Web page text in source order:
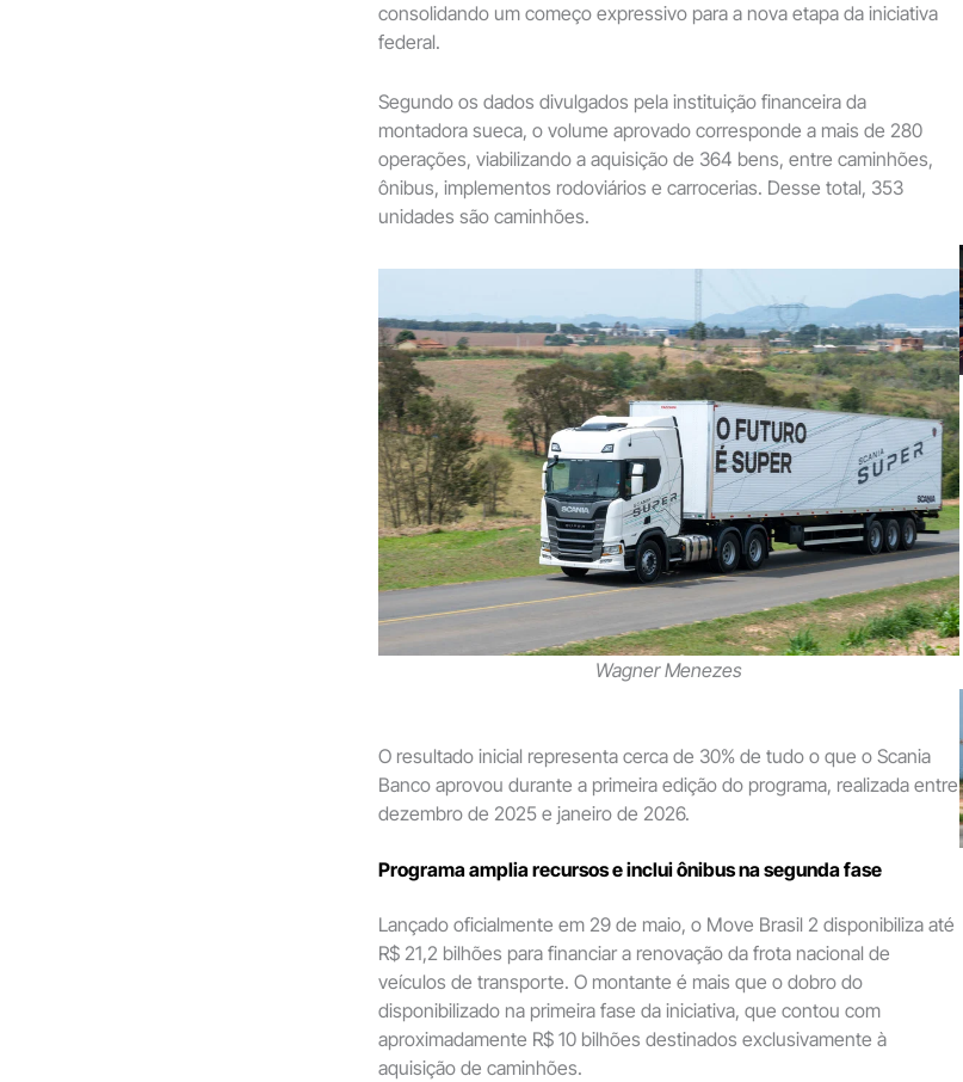
consolidando um começo expressivo para a nova etapa da iniciativa
federal.
Segundo os dados divulgados pela instituição financeira da
montadora sueca, o volume aprovado corresponde a mais de 280
operações, viabilizando a aquisição de 364 bens, entre caminhões,
ônibus, implementos rodoviários e carrocerias. Desse total, 353
unidades são caminhões.
Wagner Menezes
O resultado inicial representa cerca de 30% de tudo o que o Scania
Banco aprovou durante a primeira edição do programa, realizada entre
dezembro de 2025 e janeiro de 2026.
Programa amplia recursos e inclui ônibus na segunda fase
Lançado oficialmente em 29 de maio, o Move Brasil 2 disponibiliza até
R$ 21,2 bilhões para financiar a renovação da frota nacional de
veículos de transporte. O montante é mais que o dobro do
disponibilizado na primeira fase da iniciativa, que contou com
aproximadamente R$ 10 bilhões destinados exclusivamente à
aquisição de caminhões.